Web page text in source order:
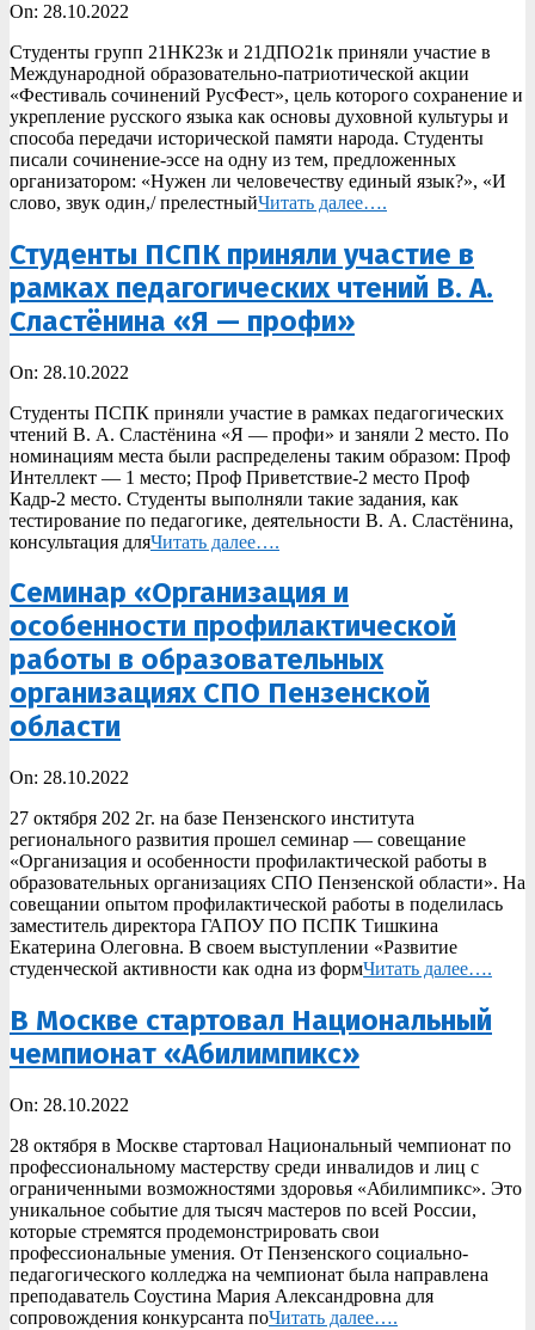
2022-
28
On: 28.10.2022
Студенты групп 21НК23к и 21ДПО21к приняли участие в
Международной образовательно-патриотической акции
«Фестиваль сочинений РусФест», цель которого сохранение и
укрепление русского языка как основы духовной культуры и
способа передачи исторической памяти народа. Студенты
писали сочинение-эссе на одну из тем, предложенных
организатором: «Нужен ли человечеству единый язык?», «И
слово, звук один,/ прелестныйЧитать далее….
Студенты ПСПК приняли участие в
рамках педагогических чтений В. А.
Сластёнина «Я — профи»
2022-
28
On: 28.10.2022
Студенты ПСПК приняли участие в рамках педагогических
чтений В. А. Сластёнина «Я — профи» и заняли 2 место. По
номинациям места были распределены таким образом: Проф
Интеллект — 1 место; Проф Приветствие-2 место Проф
Кадр-2 место. Студенты выполняли такие задания, как
тестирование по педагогике, деятельности В. А. Сластёнина,
консультация дляЧитать далее….
Cеминар «Организация и
особенности профилактической
работы в образовательных
организациях СПО Пензенской
области
2022-
28
On: 28.10.2022
27 октября 202 2г. на базе Пензенского института
регионального развития прошел семинар — совещание
«Организация и особенности профилактической работы в
образовательных организациях СПО Пензенской области». На
совещании опытом профилактической работы в поделилась
заместитель директора ГАПОУ ПО ПСПК Тишкина
Екатерина Олеговна. В своем выступлении «Развитие
студенческой активности как одна из формЧитать далее….
В Москве стартовал Национальный
чемпионат «Абилимпикс»
2022-
28
On: 28.10.2022
28 октября в Москве стартовал Национальный чемпионат по
профессиональному мастерству среди инвалидов и лиц с
ограниченными возможностями здоровья «Абилимпикс». Это
уникальное событие для тысяч мастеров по всей России,
которые стремятся продемонстрировать свои
профессиональные умения. От Пензенского социально-
педагогического колледжа на чемпионат была направлена
преподаватель Соустина Мария Александровна для
сопровождения конкурсанта поЧитать далее….